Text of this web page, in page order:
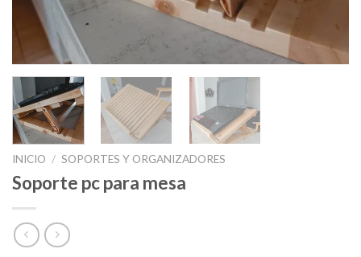
INICIO / SOPORTES Y ORGANIZADORES
Soporte pc para mesa